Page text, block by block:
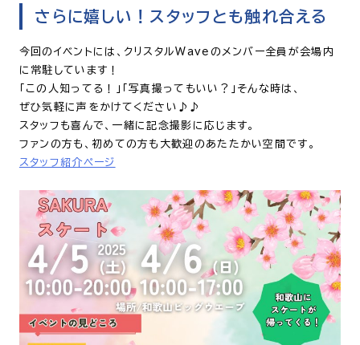
さらに嬉しい！スタッフとも触れ合える
今回のイベントには、クリスタルWaveのメンバー全員が会場内
に常駐しています！
「この人知ってる！」「写真撮ってもいい？」そんな時は、
ぜひ気軽に声をかけてください♪♪
スタッフも喜んで、一緒に記念撮影に応じます。
ファンの方も、初めての方も大歓迎のあたたかい空間です。
スタッフ紹介ページ